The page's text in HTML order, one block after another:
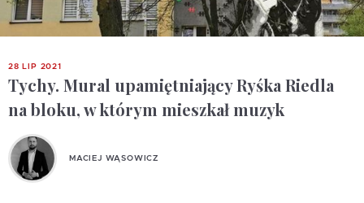
28 LIP 2021
Tychy. Mural upamiętniający Ryśka Riedla
na bloku, w którym mieszkał muzyk
MACIEJ WĄSOWICZ